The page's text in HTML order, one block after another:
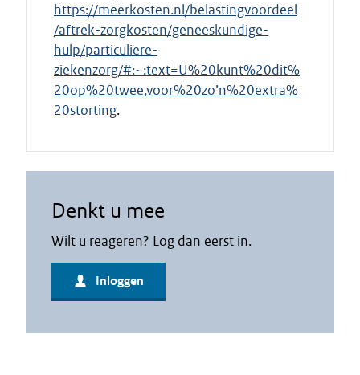
https://meerkosten.nl/belastingvoordeel
/aftrek-zorgkosten/geneeskundige-
hulp/particuliere-
ziekenzorg/#:~:text=U%20kunt%20dit%
20op%20twee,voor%20zo’n%20extra%
20storting.
Denkt u mee
Wilt u reageren? Log dan eerst in.
Inloggen